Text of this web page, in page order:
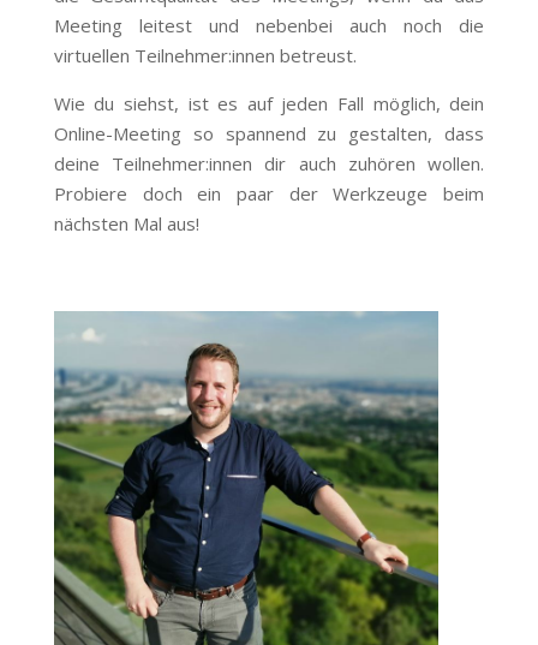
Meeting leitest und nebenbei auch noch die
virtuellen Teilnehmer:innen betreust.
Wie du siehst, ist es auf jeden Fall möglich, dein
Online-Meeting so spannend zu gestalten, dass
deine Teilnehmer:innen dir auch zuhören wollen.
Probiere doch ein paar der Werkzeuge beim
nächsten Mal aus!